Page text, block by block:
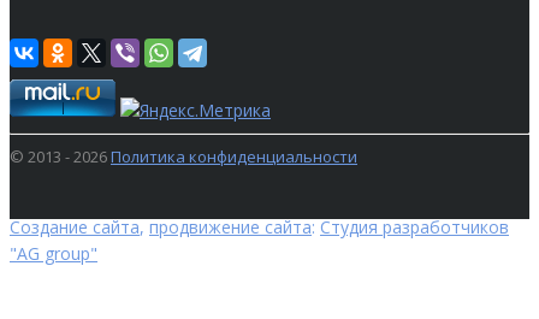
© 2013 - 2026Политика конфиденциальности
Создание сайта, продвижение сайта: Студия разработчиков
"AG group"